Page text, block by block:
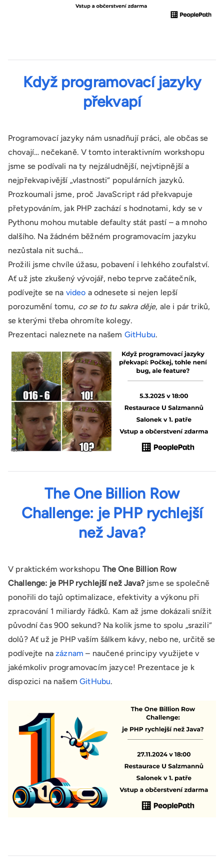
Když programovací jazyky
překvapí
Programovací jazyky nám usnadňují práci, ale občas se
chovají… nečekaně. V tomto interaktivním workshopu
jsme se podívali na ty nejzáludnější, nejvtipnější a
nejpřekvapivější „vlastnosti“ populárních jazyků.
Prozkoumali jsme, proč JavaScript rád překvapuje
přetypováním, jak PHP zachází s hodnotami, kdy se v
Pythonu mohou mutable defaulty stát pastí – a mnoho
dalšího. Na žádném běžném programovacím jazyku
nezůstala nit suchá…
Prožili jsme chvíle úžasu, pobavení i lehkého zoufalství.
Ať už jste zkušený vývojář, nebo teprve začátečník,
podívejte se na video a odnesete si nejen lepší
porozumění tomu, co se to tu sakra děje, ale i pár triků,
se kterými třeba ohromíte kolegy.
Prezentaci naleznete na našem GitHubu.
The One Billion Row
Challenge: je PHP rychlejší
než Java?
V praktickém workshopu The One Billion Row
Challenge: je PHP rychlejší než Java?jsme se společně
ponořili do tajů optimalizace, efektivity a výkonu při
zpracování 1 miliardy řádků. Kam až jsme dokázali snížit
původní čas 900 sekund? Na kolik jsme to spolu „srazili“
dolů? Ať už je PHP vaším šálkem kávy, nebo ne, určitě se
podívejte nazáznam – naučené principy využijete v
jakémkoliv programovacím jazyce! Prezentace je k
dispozici na našemGitHubu.